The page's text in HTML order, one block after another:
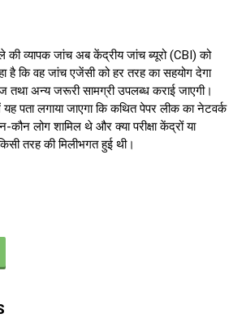
व्यापक जांच अब केंद्रीय जांच ब्यूरो (CBI) को
है कि वह जांच एजेंसी को हर तरह का सहयोग देगा
तथा अन्य जरूरी सामग्री उपलब्ध कराई जाएगी।
पता लगाया जाएगा कि कथित पेपर लीक का नेटवर्क
कौन लोग शामिल थे और क्या परीक्षा केंद्रों या
तरह की मिलीभगत हुई थी।